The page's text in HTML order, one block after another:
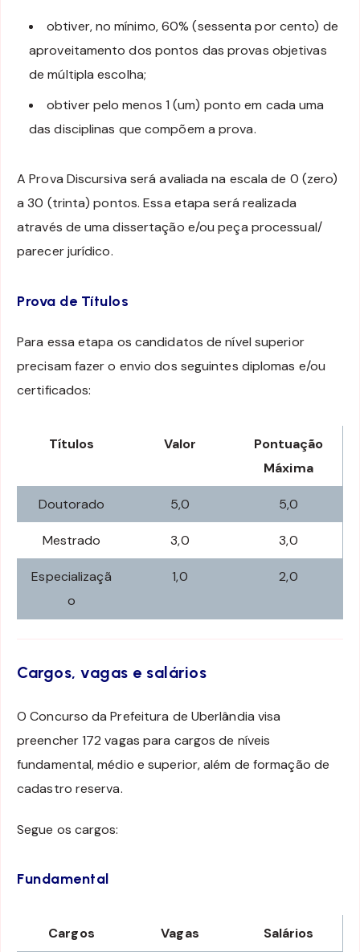
obtiver, no mínimo, 60% (sessenta por cento) de
aproveitamento dos pontos das provas objetivas
de múltipla escolha;
obtiver pelo menos 1 (um) ponto em cada uma
das disciplinas que compõem a prova.
A Prova Discursiva será avaliada na escala de 0 (zero)
a 30 (trinta) pontos. Essa etapa será realizada
através de uma dissertação e/ou peça processual/
parecer jurídico.
Prova de Títulos
Para essa etapa os candidatos de nível superior
precisam fazer o envio dos seguintes diplomas e/ou
certificados:
Títulos Valor
Pontuação
Máxima
Doutorado 5,0 5,0
Mestrado 3,0 3,0
Especializaçã
o
1,0 2,0
Cargos, vagas e salários
O Concurso da Prefeitura de Uberlândia visa
preencher 172 vagas para cargos de níveis
fundamental, médio e superior, além de formação de
cadastro reserva.
Segue os cargos:
Fundamental
Cargos Vagas Salários